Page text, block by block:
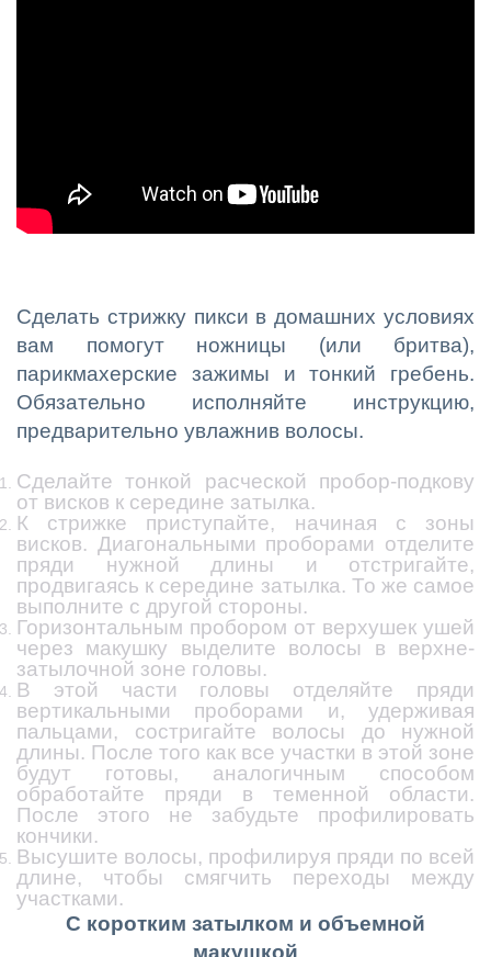
Сделать стрижку пикси в домашних условиях
вам помогут ножницы (или бритва),
парикмахерские зажимы и тонкий гребень.
Обязательно исполняйте инструкцию,
предварительно увлажнив волосы.
Сделайте тонкой расческой пробор-подкову
от висков к середине затылка.
К стрижке приступайте, начиная с зоны
висков. Диагональными проборами отделите
пряди нужной длины и отстригайте,
продвигаясь к середине затылка. То же самое
выполните с другой стороны.
Горизонтальным пробором от верхушек ушей
через макушку выделите волосы в верхне-
затылочной зоне головы.
В этой части головы отделяйте пряди
вертикальными проборами и, удерживая
пальцами, состригайте волосы до нужной
длины. После того как все участки в этой зоне
будут готовы, аналогичным способом
обработайте пряди в теменной области.
После этого не забудьте профилировать
кончики.
Высушите волосы, профилируя пряди по всей
длине, чтобы смягчить переходы между
участками.
С коротким затылком и объемной
макушкой